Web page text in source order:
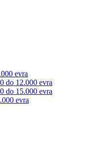
evra
do 12.000 evra
do 15.000 evra
evra